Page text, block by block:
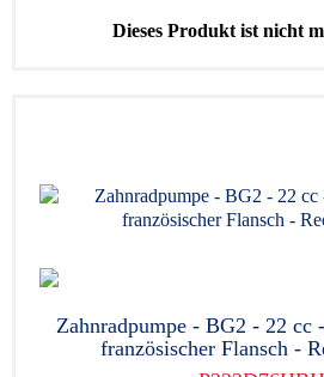
Dieses Produkt ist nicht
Zahnradpumpe - BG2 - 22
französischer Flansch -